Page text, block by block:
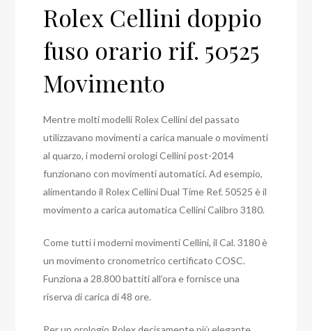
Rolex Cellini doppio
fuso orario rif. 50525
Movimento
Mentre molti modelli Rolex Cellini del passato
utilizzavano movimenti a carica manuale o movimenti
al quarzo, i moderni orologi Cellini post-2014
funzionano con movimenti automatici. Ad esempio,
alimentando il Rolex Cellini Dual Time Ref. 50525 è il
movimento a carica automatica Cellini Calibro 3180.
Come tutti i moderni movimenti Cellini, il Cal. 3180 è
un movimento cronometrico certificato COSC.
Funziona a 28.800 battiti all’ora e fornisce una
riserva di carica di 48 ore.